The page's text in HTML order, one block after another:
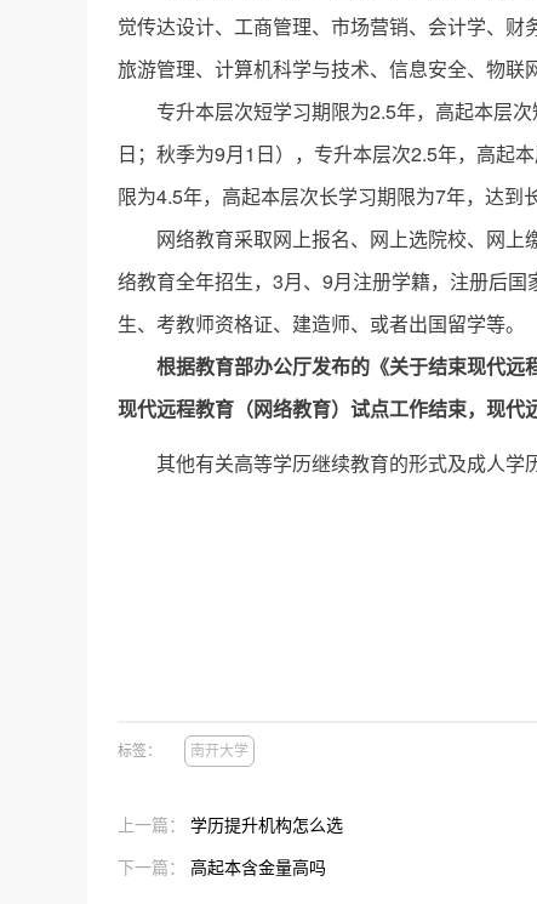
觉传达设计、工商管理、市场营销、会计学、财
旅游管理、计算机科学与技术、信息安全、物联
专升本层次短学习期限为2.5年，高起本层
日；秋季为9月1日），专升本层次2.5年，高起
限为4.5年，高起本层次长学习期限为7年，达到
网络教育采取网上报名、网上选院校、网
络教育全年招生，3月、9月注册学籍，注册后
生、考教师资格证、建造师、或者出国留学等。
根据教育部办公厅发布的《关于结束现代远
现代远程教育（网络教育）试点工作结束， 现代
其他有关高等学历继续教育的形式及成人学
标签： 南开大学
上一篇：
学历提升机构怎么选
下一篇：
高起本含金量高吗